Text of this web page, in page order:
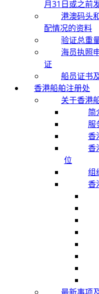
月31日或之前
港澳码头
配情况的资料
验证总重
海员执照
证
船员证书
香港船舶注册处
关于香港
简
服
香
香
位
组
香